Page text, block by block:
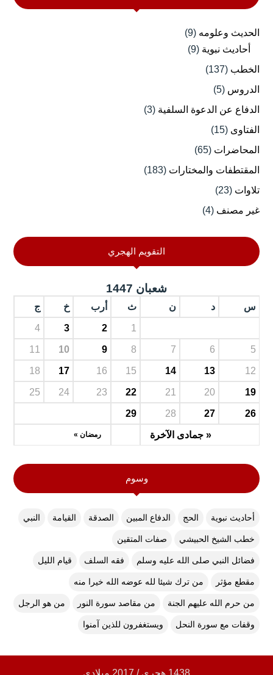
الحديث وعلومه (9)
أحاديث نبوية (9)
الخطب (137)
الدروس (5)
الدفاع عن الدعوة السلفية (3)
الفتاوى (15)
المحاضرات (65)
المقتطفات والمختارات (183)
تلاوات (23)
غير مصنف (4)
التقويم الهجري
شعبان 1447
س د ن ث أرب خ ج
« جمادى الآخرة رمضان »
1
2
3
4
5
6
7
8
9
10
11
12
13
14
15
16
17
18
19
20
21
22
23
24
25
26
27
28
29
وسوم
أحاديث نبوية الحج الدفاع المبين الصدقة القيامة النبي
خطب الشيخ الحبيشي صفات المتقين
فضائل النبي صلى الله عليه وسلم فقه السلف قيام الليل
مقطع مؤثر من ترك شيئا لله عوضه الله خيرا منه
من حرم الله عليهم الجنة من مقاصد سورة النور من هو الرجل
وقفات مع سورة النحل ويستغفرون للذين آمنوا
1438 هجري / 2017 ميلادي